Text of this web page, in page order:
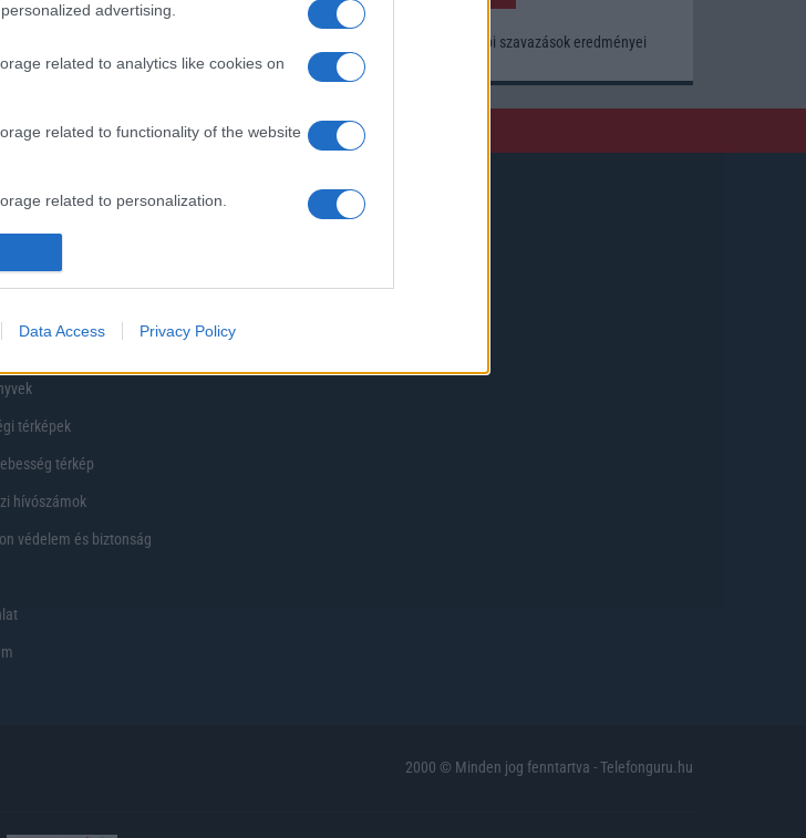
advertising.
related to analytics like cookies on
related to functionality of the website
related to personalization.
related to security, including
prevention, and other user protection.
Data Access Privacy Policy
Korábbi szavazások eredményei
térképek
térkép
hívószámok
védelem és biztonság
2000 © Minden jog fenntartva - Telefonguru.hu